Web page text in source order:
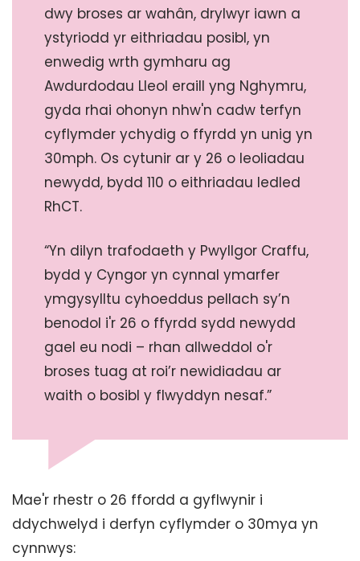
dwy broses ar wahân, drylwyr iawn a
ystyriodd yr eithriadau posibl, yn
enwedig wrth gymharu ag
Awdurdodau Lleol eraill yng Nghymru,
gyda rhai ohonyn nhw'n cadw terfyn
cyflymder ychydig o ffyrdd yn unig yn
30mph. Os cytunir ar y 26 o leoliadau
newydd, bydd 110 o eithriadau ledled
RhCT.
“Yn dilyn trafodaeth y Pwyllgor Craffu,
bydd y Cyngor yn cynnal ymarfer
ymgysylltu cyhoeddus pellach sy’n
benodol i'r 26 o ffyrdd sydd newydd
gael eu nodi – rhan allweddol o'r
broses tuag at roi’r newidiadau ar
waith o bosibl y flwyddyn nesaf.”
Mae'r rhestr o 26 ffordd a gyflwynir i
ddychwelyd i derfyn cyflymder o 30mya yn
cynnwys: